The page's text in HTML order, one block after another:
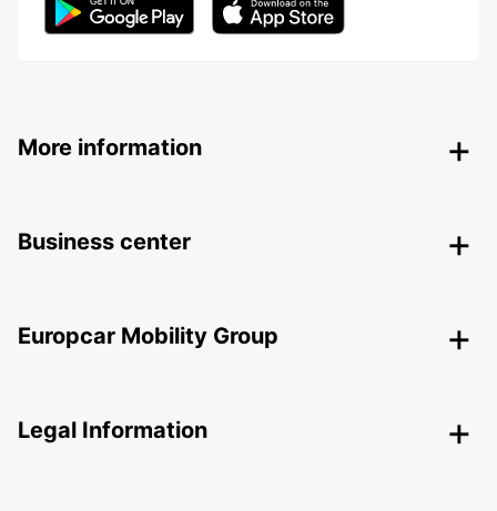
More information
Business center
Europcar Mobility Group
Legal Information